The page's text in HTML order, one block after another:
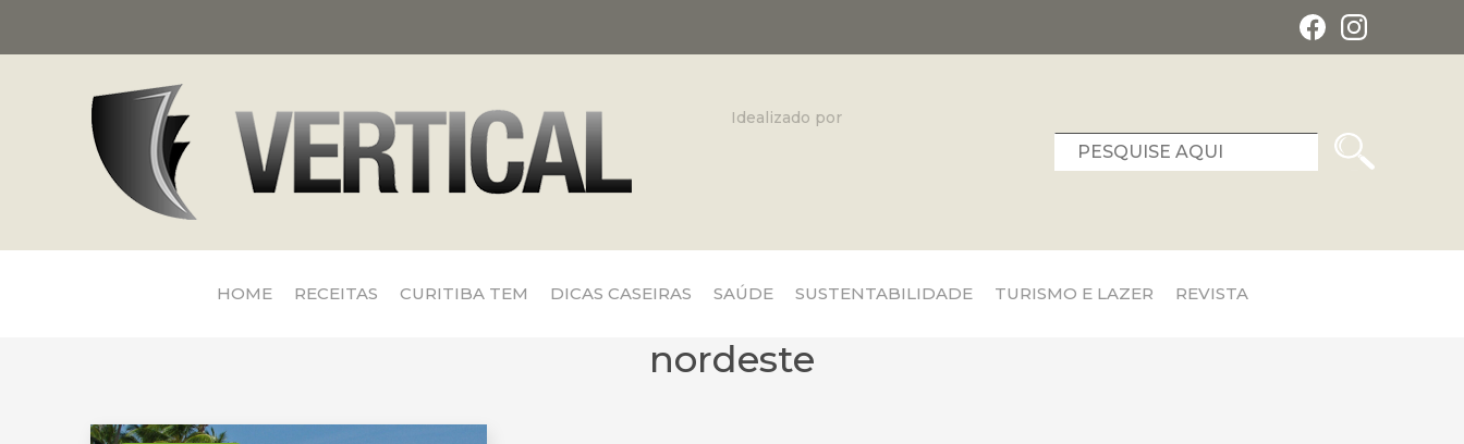
Idealizado por
HOME RECEITAS CURITIBA TEM DICAS CASEIRAS SAÚDE SUSTENTABILIDADE TURISMO E LAZER REVISTA
nordeste